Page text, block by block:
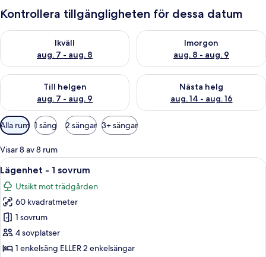
Kontrollera tillgängligheten för dessa datum
Ikväll
aug. 7 - aug. 8
Kontrollera tillgängligheten för ikväll aug. 7 - aug. 8
Imorgon
aug. 8 - aug. 9
Kontrollera tillgängligheten
Till helgen
aug. 7 - aug. 9
Kontrollera tillgängligheten för den här helgen aug. 7 - aug. 9
Nästa helg
aug. 14 - aug. 16
Kontrollera tillgängligheten
Tillgängliga
filter
för
rum
Alla rum 1 säng 2 sängar 3+ sängar
Visar 8 av 8 rum
Öppna
alla
foton
för
Lägenhet
-
1
Ett hotellrum med två sängar, ett
11
Lägenhet - 1 sovrum
Utsikt mot trädgården
60 kvadratmeter
1 sovrum
4 sovplatser
1 enkelsäng ELLER 2 enkelsängar